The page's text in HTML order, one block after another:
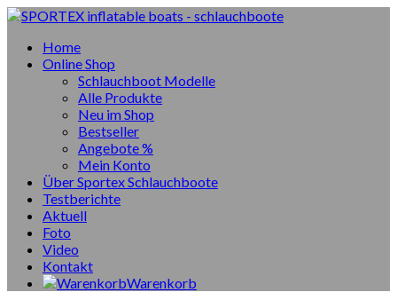
Home
Online Shop
Schlauchboot Modelle
Alle Produkte
Neu im Shop
Bestseller
Angebote %
Mein Konto
Über Sportex Schlauchboote
Testberichte
Aktuell
Foto
Video
Kontakt
Warenkorb